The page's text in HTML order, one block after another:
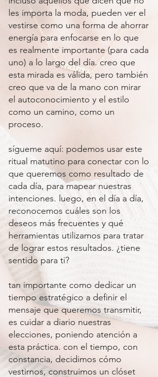
les importa la moda, pueden ver el
vestirse como una forma de ahorrar
energía para enfocarse en lo que
es realmente importante (para cada
uno) a lo largo del día. creo que
esta mirada es válida, pero también
creo que va de la mano con mirar
el autoconocimiento y el estilo
como un camino, como un
proceso.
sígueme aquí: podemos usar este
ritual matutino para conectar con lo
que queremos como resultado de
cada día, para mapear nuestras
intenciones. luego, en el día a día,
reconocemos cuáles son los
deseos más frecuentes y qué
herramientas utilizamos para tratar
de lograr estos resultados. ¿tiene
sentido para ti?
tan importante como dedicar un
tiempo estratégico a definir el
mensaje que queremos transmitir,
es cuidar a diario nuestras
elecciones, poniendo atención a
esta práctica. con el tiempo, con
constancia, decidimos cómo
vestirnos, construimos un clóset